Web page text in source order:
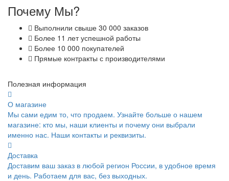
Почему Мы?
Выполнили свыше 30 000 заказов
Более 11 лет успешной работы
Более 10 000 покупателей
Прямые контракты с производителями
Полезная информация
О магазине
Мы сами едим то, что продаем. Узнайте больше о нашем
магазине: кто мы, наши клиенты и почему они выбрали
именно нас. Наши контакты и реквизиты.
Доставка
Доставим ваш заказ в любой регион России, в удобное время
и день. Работаем для вас, без выходных.